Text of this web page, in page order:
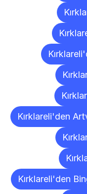
Kırklareli'den
Kırklareli'den